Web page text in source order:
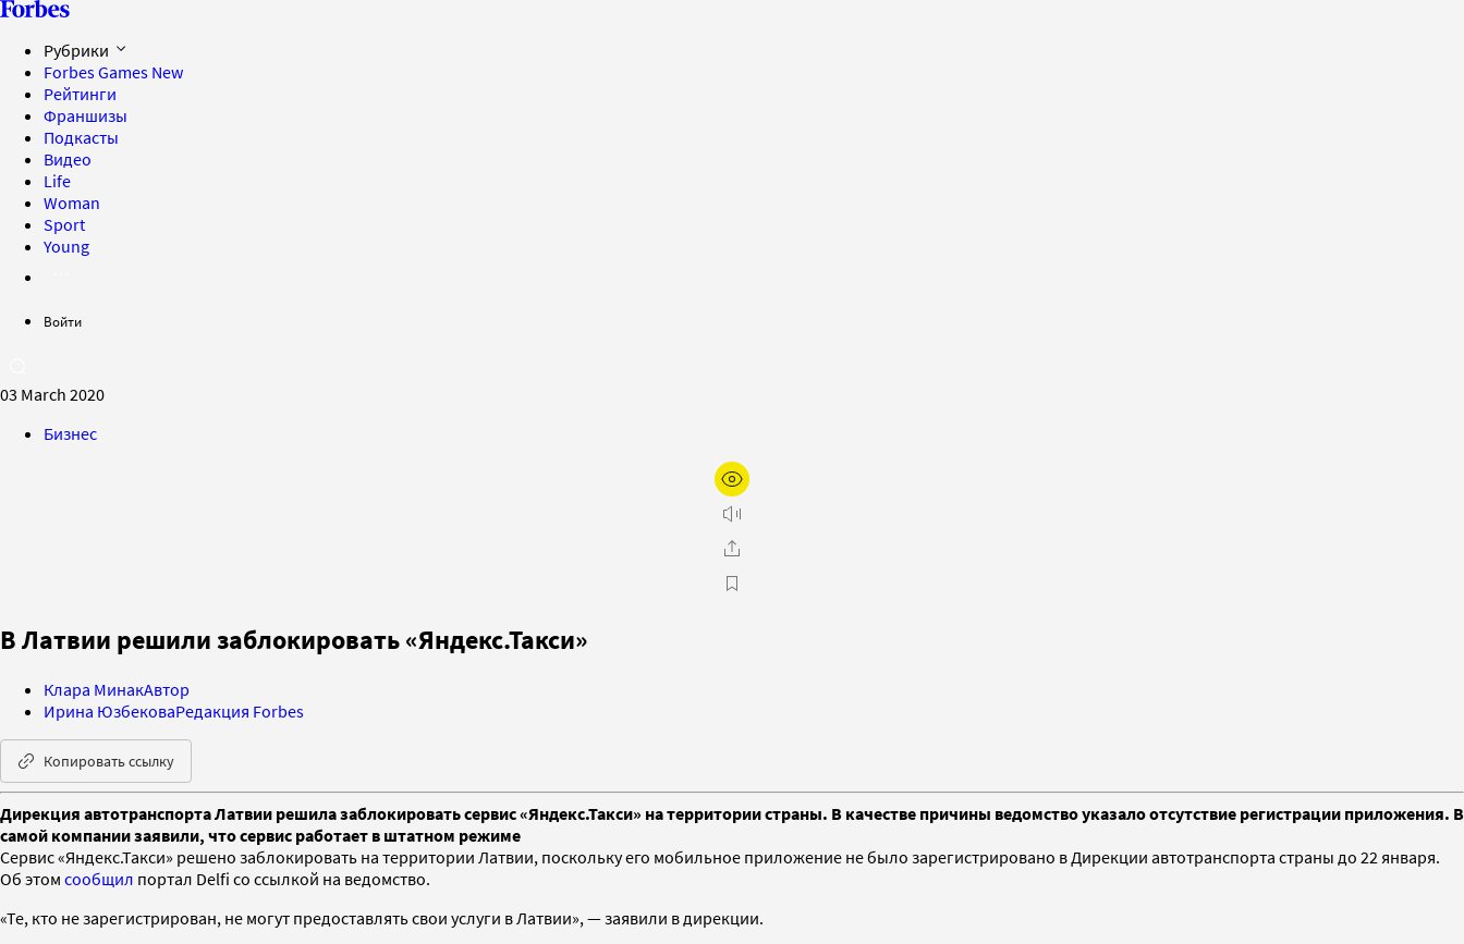
Рубрики
Forbes Games New
Рейтинги
Франшизы
Подкасты
Видео
Life
Woman
Sport
Young
Войти
03 March 2020
Бизнес
В Латвии решили заблокировать «Яндекс.Такси»
Клара МинакАвтор
Ирина ЮзбековаРедакция Forbes
Копировать ссылку
Дирекция автотранспорта Латвии решила заблокировать сервис «Яндекс.Такси» на территории страны. В качестве причины ведомство указало отсутствие регистрации приложения. В
самой компании заявили, что сервис работает в штатном режиме
Сервис «Яндекс.Такси» решено заблокировать на территории Латвии, поскольку его мобильное приложение не было зарегистрировано в Дирекции автотранспорта страны до 22 января.
Об этом сообщил портал Delfi со ссылкой на ведомство.
«Те, кто не зарегистрирован, не могут предоставлять свои услуги в Латвии», — заявили в дирекции.